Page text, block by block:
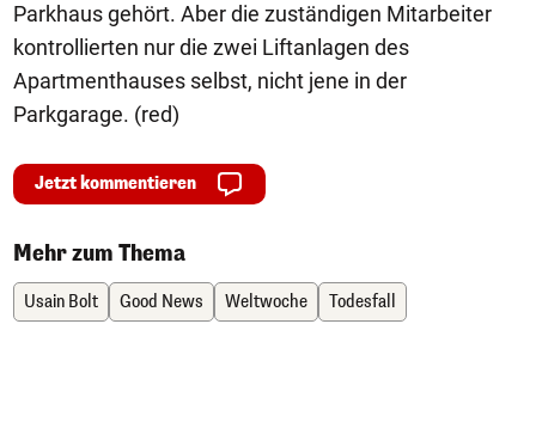
Parkhaus gehört. Aber die zuständigen Mitarbeiter
kontrollierten nur die zwei Liftanlagen des
Apartmenthauses selbst, nicht jene in der
Parkgarage. (red)
Jetzt kommentieren
Mehr zum Thema
Usain Bolt Good News Weltwoche Todesfall